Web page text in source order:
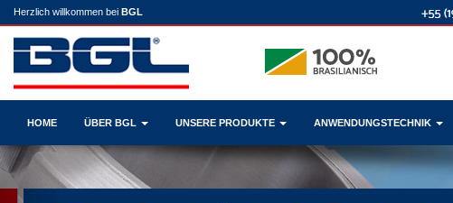
Herzlich willkommen bei BGL
HOME ÜBER BGL UNSERE PRODUKTE ANWENDUNGSTECHNIK
Previous